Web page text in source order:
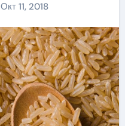
Окт 11, 2018